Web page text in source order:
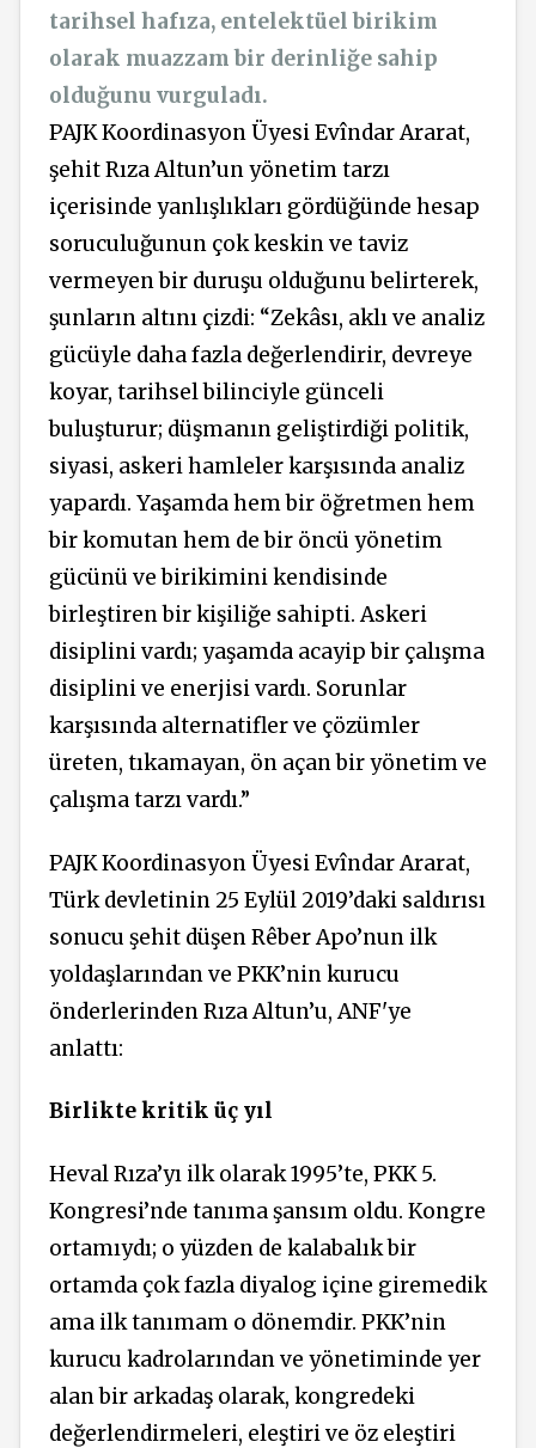
tarihsel hafıza, entelektüel birikim
olarak muazzam bir derinliğe sahip
olduğunu vurguladı.
PAJK Koordinasyon Üyesi Evîndar Ararat,
şehit Rıza Altun’un yönetim tarzı
içerisinde yanlışlıkları gördüğünde hesap
soruculuğunun çok keskin ve taviz
vermeyen bir duruşu olduğunu belirterek,
şunların altını çizdi: “Zekâsı, aklı ve analiz
gücüyle daha fazla değerlendirir, devreye
koyar, tarihsel bilinciyle günceli
buluşturur; düşmanın geliştirdiği politik,
siyasi, askeri hamleler karşısında analiz
yapardı. Yaşamda hem bir öğretmen hem
bir komutan hem de bir öncü yönetim
gücünü ve birikimini kendisinde
birleştiren bir kişiliğe sahipti. Askeri
disiplini vardı; yaşamda acayip bir çalışma
disiplini ve enerjisi vardı. Sorunlar
karşısında alternatifler ve çözümler
üreten, tıkamayan, ön açan bir yönetim ve
çalışma tarzı vardı.”
PAJK Koordinasyon Üyesi Evîndar Ararat,
Türk devletinin 25 Eylül 2019’daki saldırısı
sonucu şehit düşen Rêber Apo’nun ilk
yoldaşlarından ve PKK’nin kurucu
önderlerinden Rıza Altun’u, ANF'ye
anlattı:
Birlikte kritik üç yıl
Heval Rıza’yı ilk olarak 1995’te, PKK 5.
Kongresi’nde tanıma şansım oldu. Kongre
ortamıydı; o yüzden de kalabalık bir
ortamda çok fazla diyalog içine giremedik
ama ilk tanımam o dönemdir. PKK’nin
kurucu kadrolarından ve yönetiminde yer
alan bir arkadaş olarak, kongredeki
değerlendirmeleri, eleştiri ve öz eleştiri